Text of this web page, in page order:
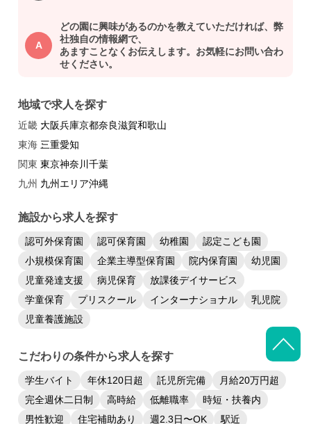
どの園に興味があるのかを教えていただければ、弊
社独自の情報網で、
あますことなくお伝えします。お気軽にお問い合わ
せください。
地域で求人を探す
近畿：大阪兵庫京都奈良滋賀和歌山
東海：三重愛知
関東：東京神奈川千葉
九州：九州エリア沖縄
施設から求人を探す
認可外保育園 認可保育園 幼稚園
認定こども園
小規模保育園
企業主導型保育園 院内保育園
幼児園
児童発達支援
病児保育
放課後デイサービス
学童保育
プリスクール インターナショナル
乳児院
児童養護施設
こだわりの条件から求人を探す
学生バイト 年休120日超 託児所完備
月給20万円超
完全週休二日制
高時給 低離職率
時短・扶養内
男性歓迎
住宅補助あり 週2.3日〜OK 駅近